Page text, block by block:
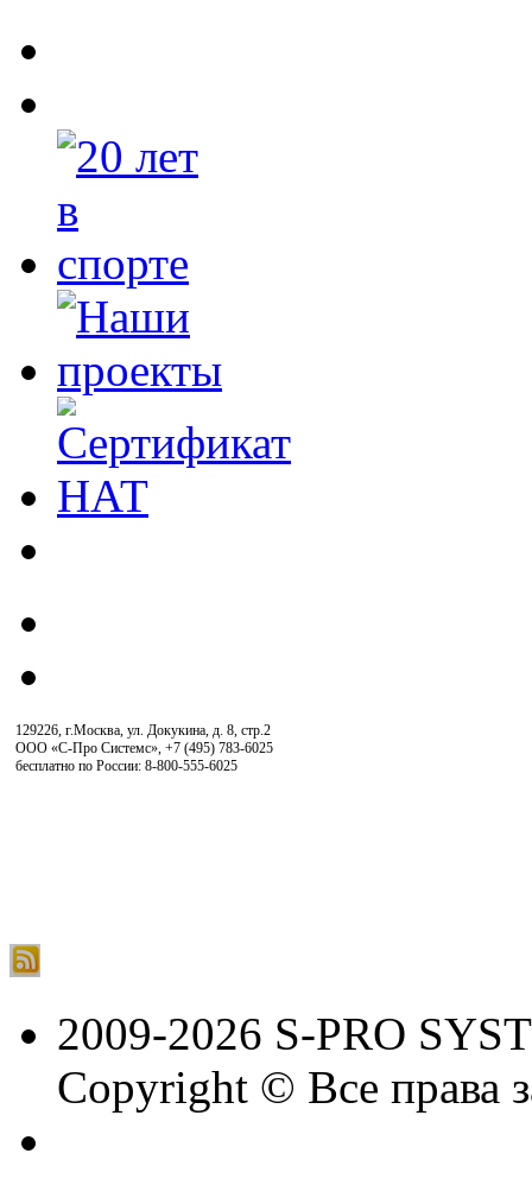
129226, г.Москва, ул. Докукина, д. 8, стр.2
ООО «С-Про Системс», +7 (495) 783-6025
бесплатно по России: 8-800-555-6025
2009-2026 S-PRO
Copyright © Все права